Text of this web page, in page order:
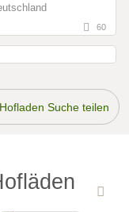
60
Hofladen Suche teilen